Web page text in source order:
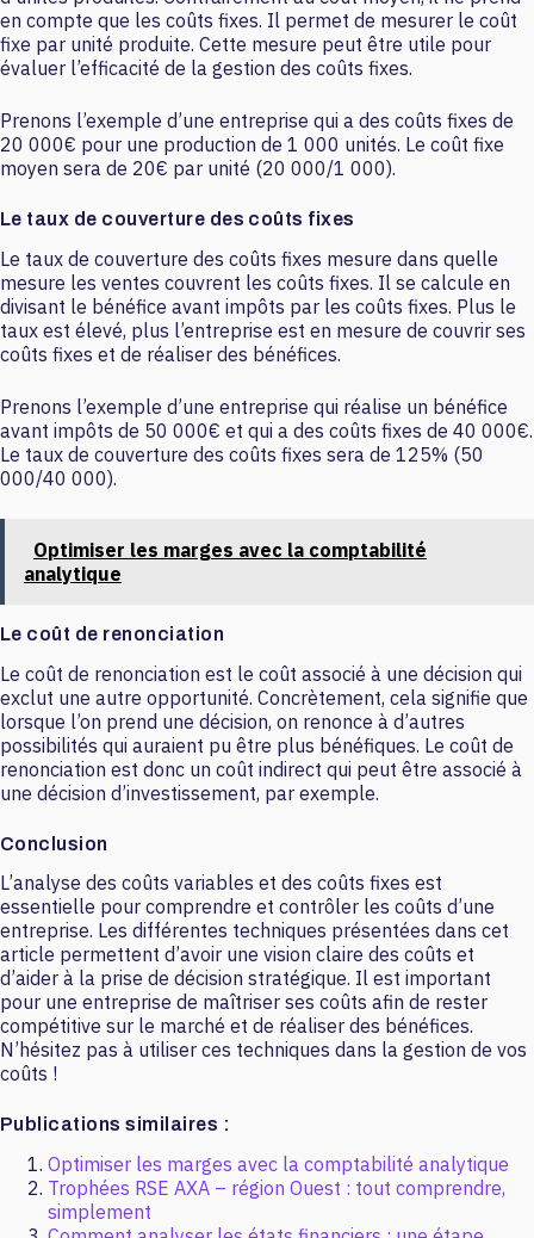
en compte que les coûts fixes. Il permet de mesurer le coût
fixe par unité produite. Cette mesure peut être utile pour
évaluer l’efficacité de la gestion des coûts fixes.
Prenons l’exemple d’une entreprise qui a des coûts fixes de
20 000€ pour une production de 1 000 unités. Le coût fixe
moyen sera de 20€ par unité (20 000/1 000).
Le taux de couverture des coûts fixes
Le taux de couverture des coûts fixes mesure dans quelle
mesure les ventes couvrent les coûts fixes. Il se calcule en
divisant le bénéfice avant impôts par les coûts fixes. Plus le
taux est élevé, plus l’entreprise est en mesure de couvrir ses
coûts fixes et de réaliser des bénéfices.
Prenons l’exemple d’une entreprise qui réalise un bénéfice
avant impôts de 50 000€ et qui a des coûts fixes de 40 000€.
Le taux de couverture des coûts fixes sera de 125% (50
000/40 000).
Optimiser les marges avec la comptabilité
analytique
Le coût de renonciation
Le coût de renonciation est le coût associé à une décision qui
exclut une autre opportunité. Concrètement, cela signifie que
lorsque l’on prend une décision, on renonce à d’autres
possibilités qui auraient pu être plus bénéfiques. Le coût de
renonciation est donc un coût indirect qui peut être associé à
une décision d’investissement, par exemple.
Conclusion
L’analyse des coûts variables et des coûts fixes est
essentielle pour comprendre et contrôler les coûts d’une
entreprise. Les différentes techniques présentées dans cet
article permettent d’avoir une vision claire des coûts et
d’aider à la prise de décision stratégique. Il est important
pour une entreprise de maîtriser ses coûts afin de rester
compétitive sur le marché et de réaliser des bénéfices.
N’hésitez pas à utiliser ces techniques dans la gestion de vos
coûts !
Publications similaires :
Optimiser les marges avec la comptabilité analytique
Trophées RSE AXA – région Ouest : tout comprendre,
simplement